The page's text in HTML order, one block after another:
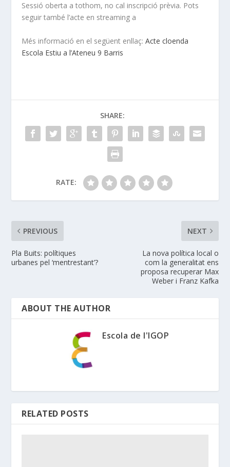
Sessió oberta a tothom, no cal inscripció prèvia. Pots
seguir també l’acte en streaming a
Més informació en el següent enllaç:Acte cloenda
Escola Estiu a l’Ateneu 9 Barris
SHARE:
RATE:
PREVIOUS
Pla Buits: polítiques
urbanes pel ‘mentrestant’?
NEXT
La nova política local o
com la generalitat ens
proposa recuperar Max
Weber i Franz Kafka
ABOUT THE AUTHOR
Escola de l'IGOP
RELATED POSTS